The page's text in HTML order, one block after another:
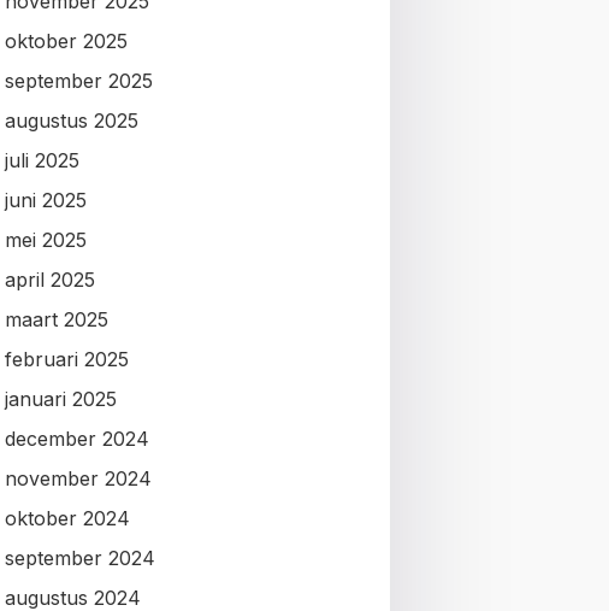
oktober 2025
september 2025
augustus 2025
juli 2025
juni 2025
mei 2025
april 2025
maart 2025
februari 2025
januari 2025
december 2024
november 2024
oktober 2024
september 2024
augustus 2024